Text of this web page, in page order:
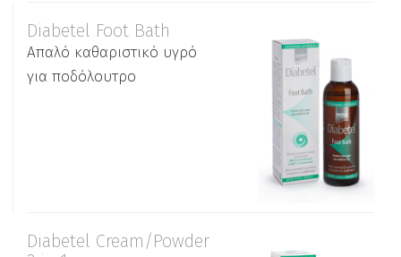
Diabetel Foot Bath
Απαλό καθαριστικό υγρό
για ποδόλουτρο
Diabetel Cream/Powder